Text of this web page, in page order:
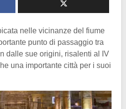
nelle vicinanze del fiume
punto di passaggio tra
dalle sue origini, risalenti al IV
una importante città per i suoi